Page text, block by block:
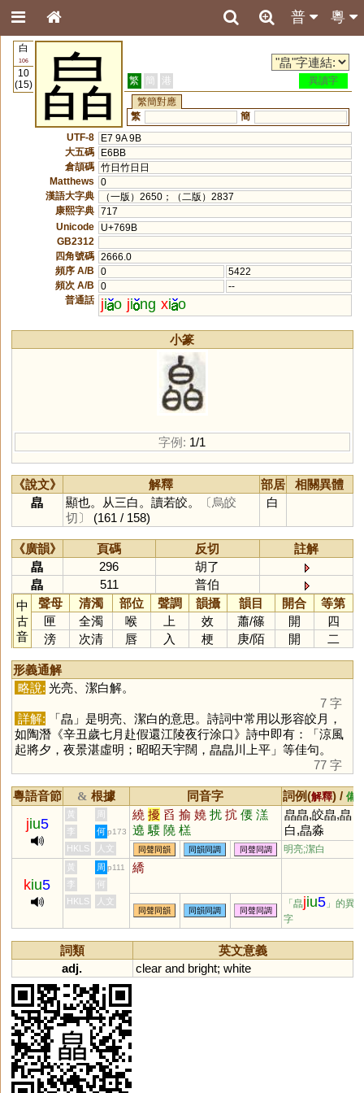
粵
普
白
106
10
(15)
皛 繁 簡 港
異讀字
繁簡對應
繁
簡
UTF-8
E7 9A 9B
大五碼
E6BB
倉頡碼 竹日竹日日
Matthews
0
漢語大字典
（一版）2650；（二版）2837
康熙字典 717
Unicode
U+769B
GB2312
四角號碼 2666.0
頻序 A/B
0
5422
頻次 A/B
0
--
普通話
ji o ji ng xi o
小篆
字例: 1/1
《說文》 解釋 部居
相關異體
皛
顯也。从三白。讀若皎。
〔烏皎
切〕
(161 / 158)
白
《廣韻》 頁碼 反切
註解
皛
296
胡了
皛
511
普伯
中
古
音
聲母 清濁 部位 聲調 韻攝 韻目 開合
等第
匣
全濁 喉 上 效 蕭/篠 開
四
滂
次清 唇 入 梗 庚/陌 開 二
形義通解
略說: 光亮、潔白解。
7 字
詳解: 「皛 」是明亮、潔白的意思。詩詞中常用以形容皎月，
如陶潛《辛丑歲七月赴假還江陵夜行涂口》詩中即有：「涼風
起將夕，夜景湛虛明；昭昭天宇闊，皛皛川上平」等佳句。
77 字
粵語音節 & 根據 同音字 詞例(解釋) / 備
jiu5
黃 周 繞 擾 舀 揄 嬈 扰 抭 偠 溔
遶 騕 隢 榚
皛皛,皎皛,皛
白,皛淼
李 何 p173
HKLS 人文 同聲同韻 同韻同調 同聲同調 明亮;潔白
kiu5
黃 周 p111 繑
李
何
HKLS
人文
同聲同韻 同韻同調 同聲同調
「皛jiu5 」的異
字
詞類
英文意義
adj.
clear and bright; white